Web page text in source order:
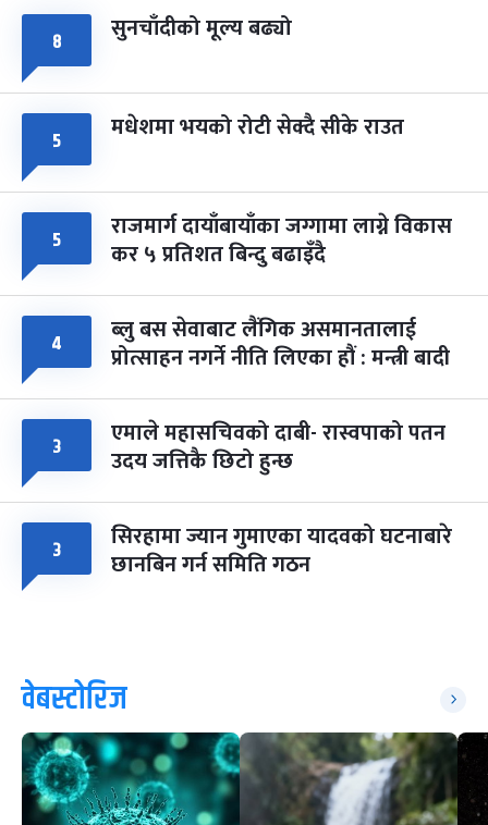
८ सुनचाँदीको मूल्य बढ्यो
५ मधेशमा भयको रोटी सेक्दै सीके राउत
५ राजमार्ग दायाँबायाँका जग्गामा लाग्ने विकास
कर ५ प्रतिशत बिन्दु बढाइँदै
४ ब्लु बस सेवाबाट लैंगिक असमानतालाई
प्रोत्साहन नगर्ने नीति लिएका हौं : मन्त्री बादी
३ एमाले महासचिवको दाबी- रास्वपाको पतन
उदय जत्तिकै छिटो हुन्छ
३ सिरहामा ज्यान गुमाएका यादवको घटनाबारे
छानबिन गर्न समिति गठन
वेबस्टोरिज